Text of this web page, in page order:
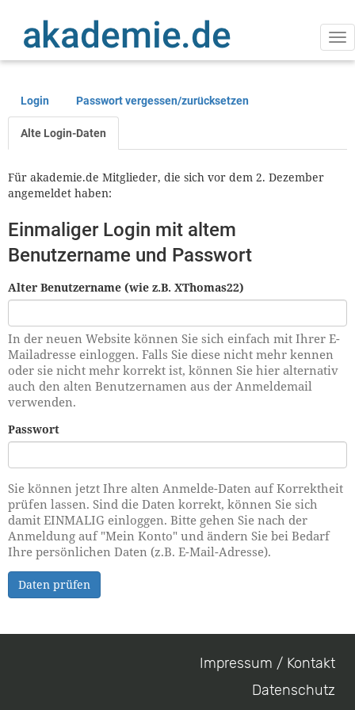
Inhalt
Primäre
Reiter
Login Passwort vergessen/zurücksetzen
Alte Login-Daten
Für akademie.de Mitglieder, die sich vor dem 2. Dezember
angemeldet haben:
Einmaliger Login mit altem
Benutzername und Passwort
Alter Benutzername (wie z.B. XThomas22)
In der neuen Website können Sie sich einfach mit Ihrer E-
Mailadresse einloggen. Falls Sie diese nicht mehr kennen
oder sie nicht mehr korrekt ist, können Sie hier alternativ
auch den alten Benutzernamen aus der Anmeldemail
verwenden.
Passwort
Sie können jetzt Ihre alten Anmelde-Daten auf Korrektheit
prüfen lassen. Sind die Daten korrekt, können Sie sich
damit EINMALIG einloggen. Bitte gehen Sie nach der
Anmeldung auf "Mein Konto" und ändern Sie bei Bedarf
Ihre persönlichen Daten (z.B. E-Mail-Adresse).
Daten prüfen
Impressum / Kontakt
Datenschutz